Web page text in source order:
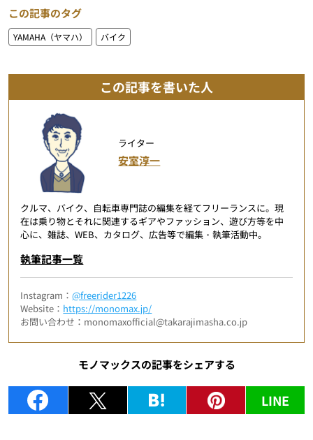
この記事のタグ
YAMAHA（ヤマハ） バイク
この記事を書いた人
ライター
安室淳一
クルマ、バイク、自転車専門誌の編集を経てフリーランスに。現
在は乗り物とそれに関連するギアやファッション、遊び方等を中
心に、雑誌、WEB、カタログ、広告等で編集・執筆活動中。
執筆記事一覧
Instagram：@freerider1226
Website： https://monomax.jp/
お問い合わせ：monomaxofficial@takarajimasha.co.jp
モノマックスの記事をシェアする
LINE